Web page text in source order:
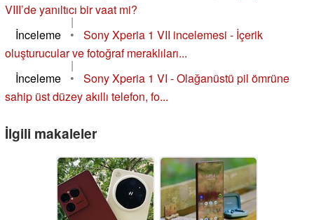
VIII’de yanıltıcı bir vaat mi?
|
İnceleme
•
Sony Xperia 1 VII incelemesi - İçerik
oluşturucular ve fotoğraf meraklıları...
|
İnceleme
•
Sony Xperia 1 VI - Olağanüstü pil ömrüne
sahip üst düzey akıllı telefon, fo...
İlgili makaleler